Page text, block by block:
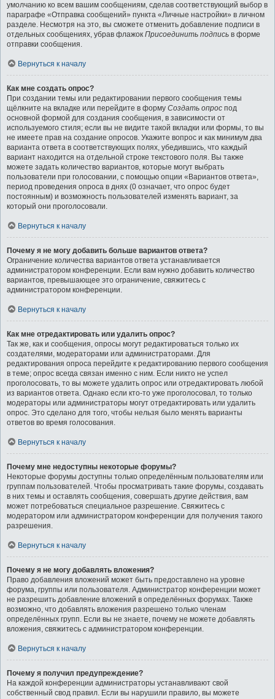
умолчанию ко всем вашим сообщениям, сделав соответствующий выбор в
параграфе «Отправка сообщений» пункта «Личные настройки» в личном
разделе. Несмотря на это, вы сможете отменить добавление подписи в
отдельных сообщениях, убрав флажок Присоединить подпись в форме
отправки сообщения.
Вернуться к началу
Как мне создать опрос?
При создании темы или редактировании первого сообщения темы
щёлкните на вкладке или перейдите в форму Создать опрос под
основной формой для создания сообщения, в зависимости от
используемого стиля; если вы не видите такой вкладки или формы, то вы
не имеете прав на создание опросов. Укажите вопрос и как минимум два
варианта ответа в соответствующих полях, убедившись, что каждый
вариант находится на отдельной строке текстового поля. Вы также
можете задать количество вариантов, которые могут выбрать
пользователи при голосовании, с помощью опции «Вариантов ответа»,
период проведения опроса в днях (0 означает, что опрос будет
постоянным) и возможность пользователей изменять вариант, за
который они проголосовали.
Вернуться к началу
Почему я не могу добавить больше вариантов ответа?
Ограничение количества вариантов ответа устанавливается
администратором конференции. Если вам нужно добавить количество
вариантов, превышающее это ограничение, свяжитесь с
администратором конференции.
Вернуться к началу
Как мне отредактировать или удалить опрос?
Так же, как и сообщения, опросы могут редактироваться только их
создателями, модераторами или администраторами. Для
редактирования опроса перейдите к редактированию первого сообщения
в теме; опрос всегда связан именно с ним. Если никто не успел
проголосовать, то вы можете удалить опрос или отредактировать любой
из вариантов ответа. Однако если кто-то уже проголосовал, то только
модераторы или администраторы могут отредактировать или удалить
опрос. Это сделано для того, чтобы нельзя было менять варианты
ответов во время голосования.
Вернуться к началу
Почему мне недоступны некоторые форумы?
Некоторые форумы доступны только определённым пользователям или
группам пользователей. Чтобы просматривать такие форумы, создавать
в них темы и оставлять сообщения, совершать другие действия, вам
может потребоваться специальное разрешение. Свяжитесь с
модератором или администратором конференции для получения такого
разрешения.
Вернуться к началу
Почему я не могу добавлять вложения?
Право добавления вложений может быть предоставлено на уровне
форума, группы или пользователя. Администратор конференции может
не разрешить добавление вложений в определённых форумах. Также
возможно, что добавлять вложения разрешено только членам
определённых групп. Если вы не знаете, почему не можете добавлять
вложения, свяжитесь с администратором конференции.
Вернуться к началу
Почему я получил предупреждение?
На каждой конференции администраторы устанавливают свой
собственный свод правил. Если вы нарушили правило, вы можете